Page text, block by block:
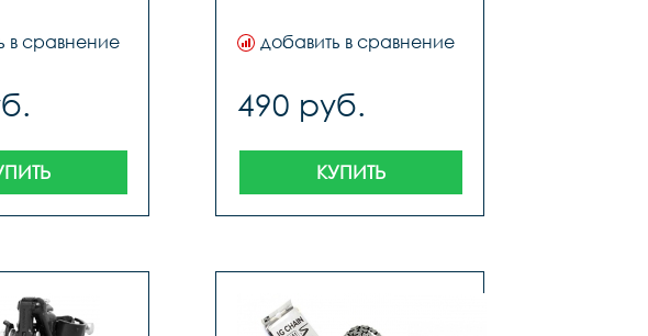
в сравнение добавить в сравнение
490 руб.
КУПИТЬ